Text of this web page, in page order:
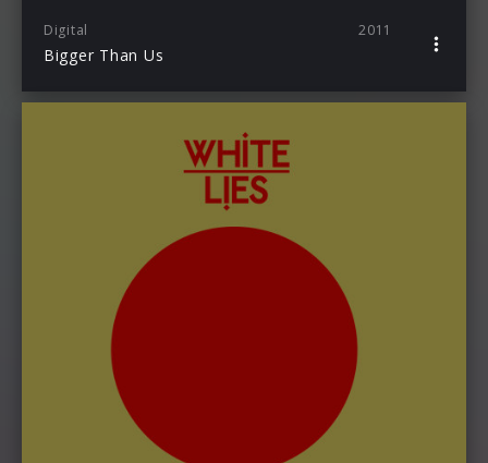
Digital 2011
Bigger Than Us